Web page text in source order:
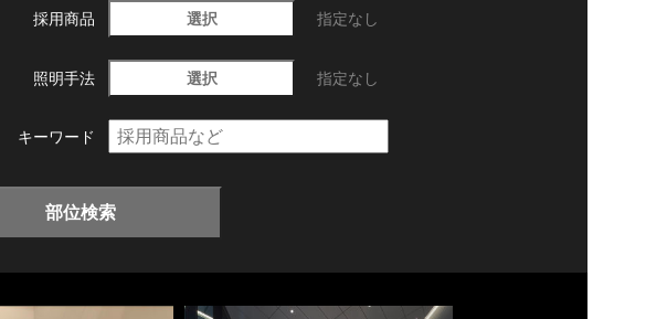
採用商品 選択 指定なし
照明手法 選択 指定なし
キーワード
部位検索